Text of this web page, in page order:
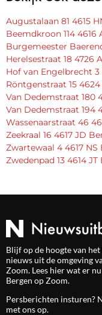
Augustalaan 81 4615
Beemdkroon 114
Burgemeester
Herelsestraat 18 4726
Hof van Engelbrecht
Röntgenstraat 15
Van Dedemstraat 180
Van Dedemstraat 194
Wassenaarstraat 46
Zeekraal 16 4617 JD
Zwartewaal 4 4617
Zwedenpad 13 4614
Blijf op de hoogte van
nieuws uit de omgeving
Zoom. Lees hier wat er
Bergen op Zoom.
Persberichten insturen?
met ons op.